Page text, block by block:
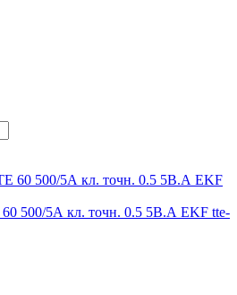
500/5А кл. точн. 0.5 5В.А EKF tte-